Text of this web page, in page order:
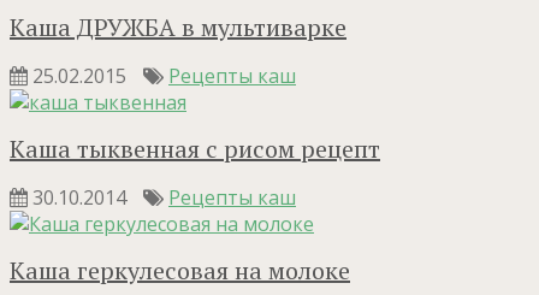
Каша ДРУЖБА в мультиварке
25.02.2015 Рецепты каш
Каша тыквенная с рисом рецепт
30.10.2014 Рецепты каш
Каша геркулесовая на молоке